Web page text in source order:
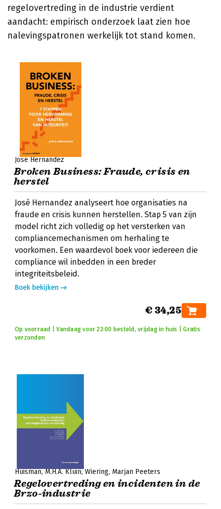
regelovertreding in de industrie verdient
aandacht: empirisch onderzoek laat zien hoe
nalevingspatronen werkelijk tot stand komen.
José Hernandez
Broken Business: Fraude, crisis en
herstel
José Hernandez analyseert hoe organisaties na
fraude en crisis kunnen herstellen. Stap 5 van zijn
model richt zich volledig op het versterken van
compliancemechanismen om herhaling te
voorkomen. Een waardevol boek voor iedereen die
compliance wil inbedden in een breder
integriteitsbeleid.
Boek bekijken
€ 34,25
Op voorraad | Vandaag voor 23:00 besteld, vrijdag in huis | Gratis
verzonden
Huisman M.H.A. Kluin Wiering Marjan Peeters
Regelovertreding en incidenten in de
Brzo-industrie